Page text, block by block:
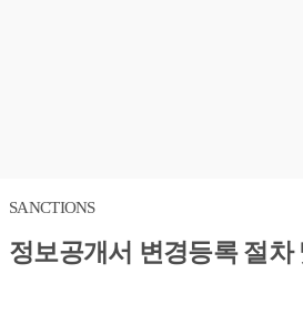
SANCTIONS
정보공개서 변경등록 절차